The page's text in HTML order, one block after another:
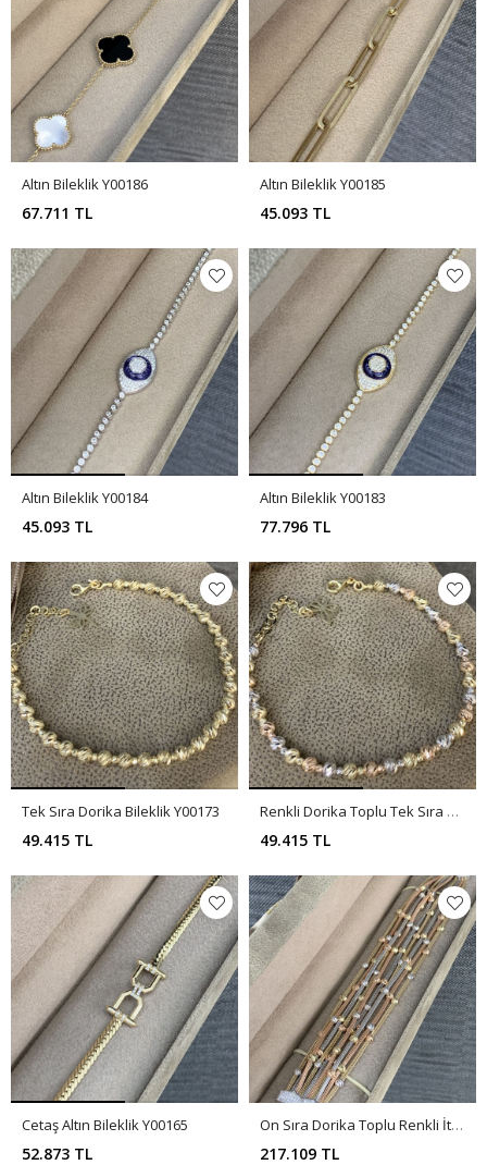
Altın Bileklik Y00186
67.711 TL
Altın Bileklik Y00185
45.093 TL
Altın Bileklik Y00184
45.093 TL
Altın Bileklik Y00183
77.796 TL
Tek Sıra Dorika Bileklik Y00173
49.415 TL
Renkli Dorika Toplu Tek Sıra Bileklik Y00172
49.415 TL
Cetaş Altın Bileklik Y00165
52.873 TL
On Sıra Dorika Toplu Renkli İthal Bileklik Y00164
217.109 TL